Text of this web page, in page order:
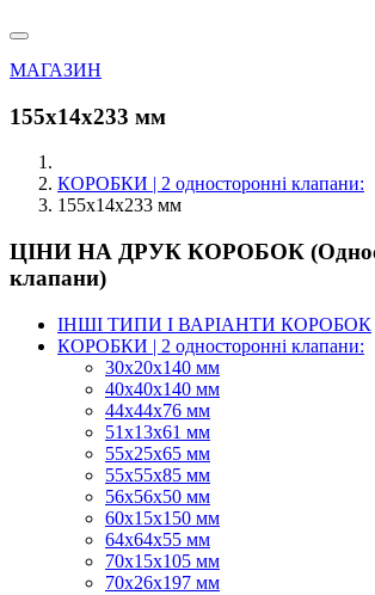
МАГАЗИН
155х14х233 мм
КОРОБКИ | 2 односторонні клапани:
155х14х233 мм
ЦІНИ НА ДРУК КОРОБОК
клапани)
ІНШІ ТИПИ І ВАРІАНТИ КОРОБОК
КОРОБКИ | 2 односторонні клапани:
30x20x140 мм
40x40x140 мм
44х44х76 мм
51x13x61 мм
55х25х65 мм
55х55х85 мм
56х56х50 мм
60х15х150 мм
64х64х55 мм
70х15х105 мм
70х26х197 мм